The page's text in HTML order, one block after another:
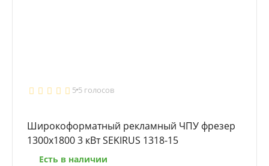
5 5 голосов
Широкоформатный рекламный ЧПУ фрезер
1300x1800 3 кВт SEKIRUS 1318-15
Есть в наличии